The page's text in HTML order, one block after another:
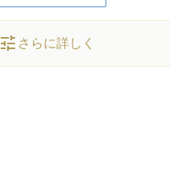
tune さらに詳しく